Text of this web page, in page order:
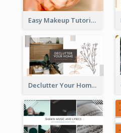
Easy Makeup Tutorial Beauty YouTube Channel Art
Declutter Your Home YouTube Channel Art